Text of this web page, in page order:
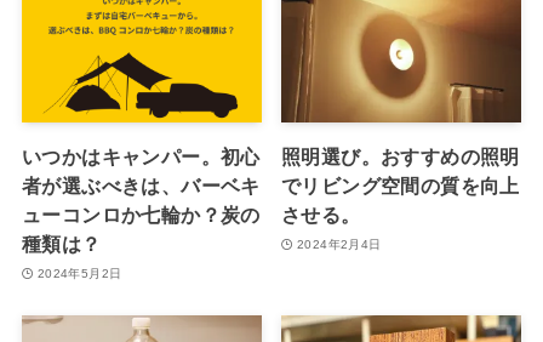
いつかはキャンパー。初心
者が選ぶべきは、バーベキ
ューコンロか七輪か？炭の
種類は？
2024年5月2日
照明選び。おすすめの照明
でリビング空間の質を向上
させる。
2024年2月4日